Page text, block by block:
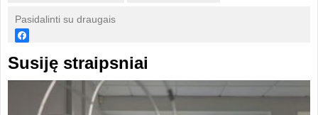
Pasidalinti su draugais
Susiję straipsniai